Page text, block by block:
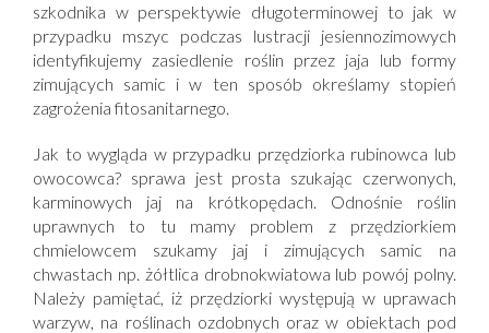
szkodnika w perspektywie długoterminowej to jak w
przypadku mszyc podczas lustracji jesiennozimowych
identyfikujemy zasiedlenie roślin przez jaja lub formy
zimujących samic i w ten sposób określamy stopień
zagrożenia fitosanitarnego.
Jak to wygląda w przypadku przędziorka rubinowca lub
owocowca? sprawa jest prosta szukając czerwonych,
karminowych jaj na krótkopędach. Odnośnie roślin
uprawnych to tu mamy problem z przędziorkiem
chmielowcem szukamy jaj i zimujących samic na
chwastach np. żółtlica drobnokwiatowa lub powój polny.
Należy pamiętać, iż przędziorki występują w uprawach
warzyw, na roślinach ozdobnych oraz w obiektach pod